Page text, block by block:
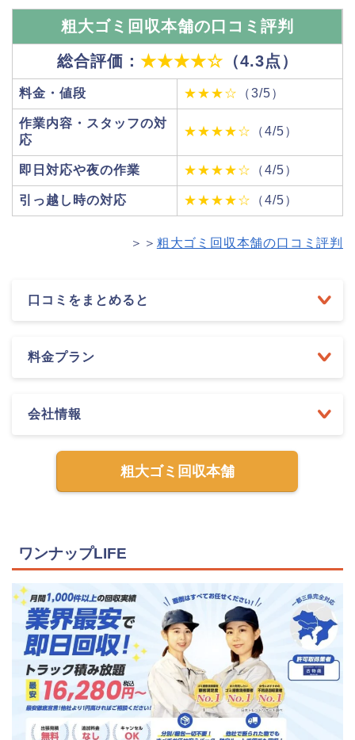
粗大ゴミ回収本舗の口コミ評判
総合評価： ★★★★☆ （4.3点）
料金・値段 ★★★☆ （3/5）
作業内容・スタッフの対
応
★★★★☆ （4/5）
即日対応や夜の作業 ★★★★☆ （4/5）
引っ越し時の対応 ★★★★☆ （4/5）
＞＞ 粗大ゴミ回収本舗の口コミ評判
口コミをまとめると
料金プラン
会社情報
粗大ゴミ回収本舗
ワンナップLIFE